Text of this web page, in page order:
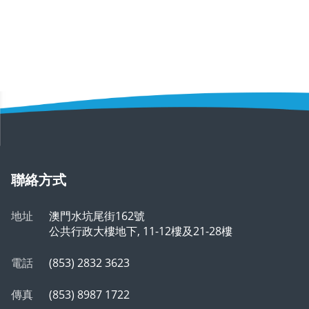
聯絡方式
地址
澳門水坑尾街162號
公共行政大樓地下, 11-12樓及21-28樓
電話 (853) 2832 3623
傳真 (853) 8987 1722